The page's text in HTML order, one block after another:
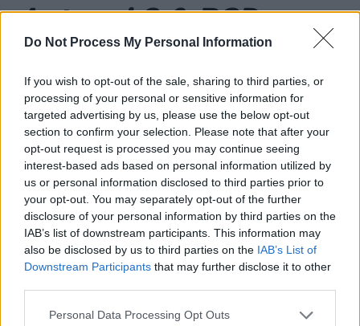
Do Not Process My Personal Information
If you wish to opt-out of the sale, sharing to third parties, or
processing of your personal or sensitive information for
targeted advertising by us, please use the below opt-out
section to confirm your selection. Please note that after your
opt-out request is processed you may continue seeing
interest-based ads based on personal information utilized by
us or personal information disclosed to third parties prior to
your opt-out. You may separately opt-out of the further
disclosure of your personal information by third parties on the
IAB’s list of downstream participants. This information may
also be disclosed by us to third parties on the IAB’s List of
Downstream Participants that may further disclose it to other
Personal Data Processing Opt Outs
Antenei 3 & PSD.
Pieleanu, acuzat că l-
a dat pe Nicușor Dan
câștigător la exit-poll-
ul comandat de PSD!